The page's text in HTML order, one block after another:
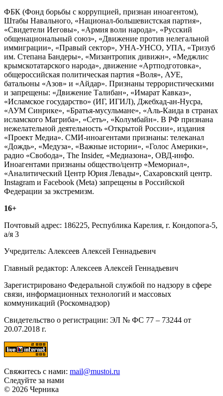
ФБК (Фонд борьбы с коррупцией, признан иноагентом),
Штабы Навального, «Национал-большевистская партия»,
«Свидетели Иеговы», «Армия воли народа», «Русский
общенациональный союз», «Движение против нелегальной
иммиграции», «Правый сектор», УНА-УНСО, УПА, «Тризуб
им. Степана Бандеры», «Мизантропик дивижн», «Меджлис
крымскотатарского народа», движение «Артподготовка»,
общероссийская политическая партия «Воля», АУЕ,
батальоны «Азов» и «Айдар». Признаны террористическими
и запрещены: «Движение Талибан», «Имарат Кавказ»,
«Исламское государство» (ИГ, ИГИЛ), Джебхад-ан-Нусра,
«АУМ Синрике», «Братья-мусульмане», «Аль-Каида в странах
исламского Магриба», «Сеть», «Колумбайн». В РФ признана
нежелательной деятельность «Открытой России», издания
«Проект Медиа». СМИ-иноагентами признаны: телеканал
«Дождь», «Медуза», «Важные истории», «Голос Америки»,
радио «Свобода», The Insider, «Медиазона», ОВД-инфо.
Иноагентами признаны общество/центр «Мемориал»,
«Аналитический Центр Юрия Левады», Сахаровский центр.
Instagram и Facebook (Metа) запрещены в Российской
Федерации за экстремизм.
16+
Почтовый адрес: 186225, Республика Карелия, г. Кондопога-5,
а/я 3
Учредитель: Алексеев Алексей Геннадьевич
Главный редактор: Алексеев Алексей Геннадьевич
Зарегистрировано Федеральной службой по надзору в сфере
связи, информационных технологий и массовых
коммуникаций (Роскомнадзор)
Свидетельство о регистрации: ЭЛ № ФС 77 – 73244 от
20.07.2018 г.
Свяжитесь с нами: mail@mustoi.ru
Следуйте за нами
© 2026 Черника